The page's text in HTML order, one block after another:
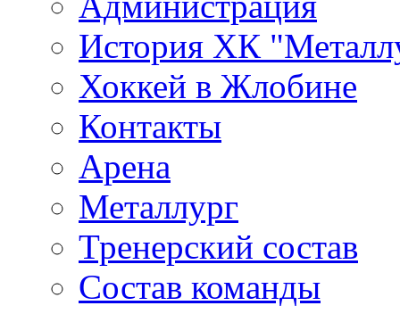
История ХК
Хоккей в Жлобине
Контакты
Арена
Металлург
Тренерский состав
Состав команды